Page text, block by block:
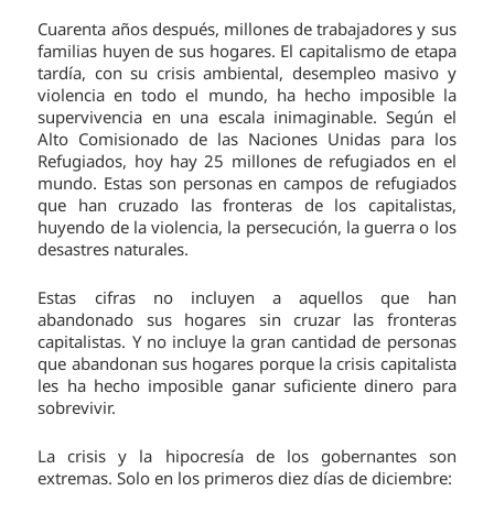
Cuarenta años después, millones de trabajadores y sus
familias huyen de sus hogares. El capitalismo de etapa
tardía, con su crisis ambiental, desempleo masivo y
violencia en todo el mundo, ha hecho imposible la
supervivencia en una escala inimaginable. Según el
Alto Comisionado de las Naciones Unidas para los
Refugiados, hoy hay 25 millones de refugiados en el
mundo. Estas son personas en campos de refugiados
que han cruzado las fronteras de los capitalistas,
huyendo de la violencia, la persecución, la guerra o los
desastres naturales.
Estas cifras no incluyen a aquellos que han
abandonado sus hogares sin cruzar las fronteras
capitalistas. Y no incluye la gran cantidad de personas
que abandonan sus hogares porque la crisis capitalista
les ha hecho imposible ganar suficiente dinero para
sobrevivir.
La crisis y la hipocresía de los gobernantes son
extremas. Solo en los primeros diez días de diciembre: